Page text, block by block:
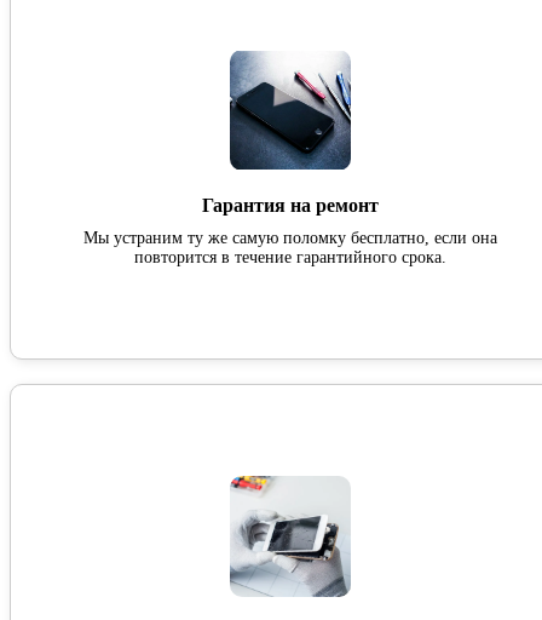
Гарантия на ремонт
Мы устраним ту же самую поломку бесплатно, если она
повторится в течение гарантийного срока.